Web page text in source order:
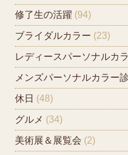
修了生の活躍 (94)
ブライダルカラー (23)
レディースパーソナルカ
メンズパーソナルカラー
休日 (48)
グルメ (34)
美術展＆展覧会 (2)